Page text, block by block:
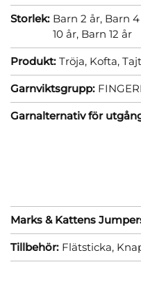
Storlek: Barn 2 år, Barn
10 år, Barn 12 år
Produkt: Tröja, Kofta,
Garnviktsgrupp:
Garnalternativ för
Marks & Kattens
Tillbehör: Flätsticka,